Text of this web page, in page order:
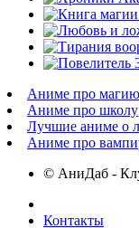
Аниме про магию
Аниме про школу
Лучшие аниме о
Аниме про
© АниДаб -
Контакты